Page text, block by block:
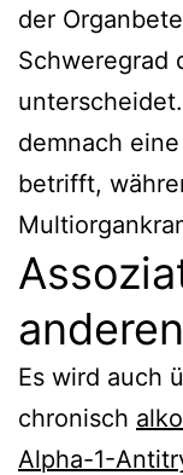
der
Schweregrad
demnach
betrifft,
Es wird auch
chronisch
Alpha-1-